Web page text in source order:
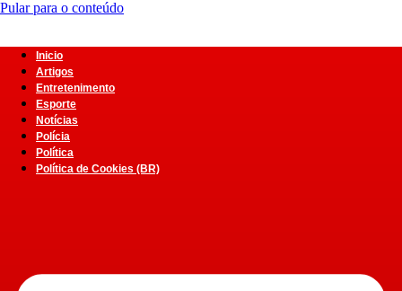
Pular para o conteúdo
Inicio
Artigos
Entretenimento
Esporte
Notícias
Polícia
Política
Política de Cookies (BR)